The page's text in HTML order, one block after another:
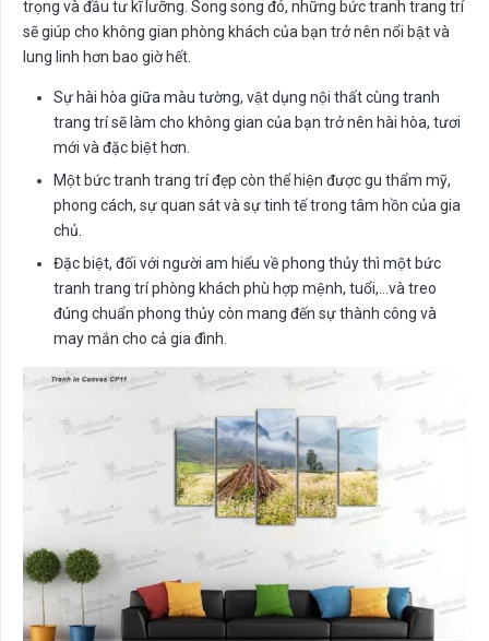
trọng và đầu tư kĩ lưỡng. Song song đó, những bức tranh trang trí
sẽ giúp cho không gian phòng khách của bạn trở nên nổi bật và
lung linh hơn bao giờ hết.
Sự hài hòa giữa màu tường, vật dụng nội thất cùng tranh
trang trí sẽ làm cho không gian của bạn trở nên hài hòa, tươi
mới và đặc biệt hơn.
Một bức tranh trang trí đẹp còn thể hiện được gu thẩm mỹ,
phong cách, sự quan sát và sự tinh tế trong tâm hồn của gia
chủ.
Đặc biệt, đối với người am hiểu về phong thủy thì một bức
tranh trang trí phòng khách phù hợp mệnh, tuổi,…và treo
đúng chuẩn phong thủy còn mang đến sự thành công và
may mắn cho cả gia đình.